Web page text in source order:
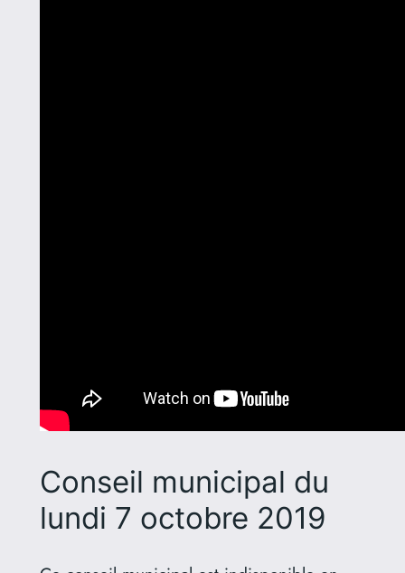
Conseil municipal du
lundi 7 octobre 2019